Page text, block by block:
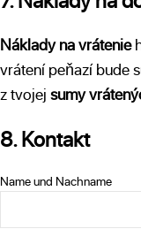
Náklady na vrátenie
vrátení peňazí bude
z tvojej sumy
8. Kontakt
Name und Nachname